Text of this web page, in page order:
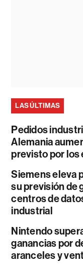
LAS ÚLTIMAS
Pedidos
Alemania
previsto por
Siemens eleva
su previsión de
centros de
industrial
Nintendo
ganancias por
aranceles y